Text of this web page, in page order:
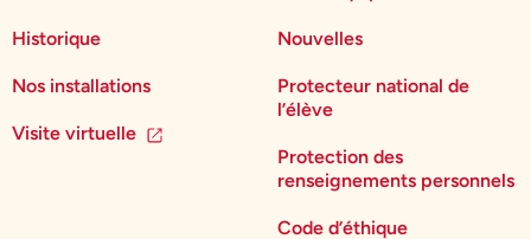
Historique
Nos installations
Visite virtuelle
Nouvelles
Protecteur national de
l’élève
Protection des
renseignements personnels
Code d’éthique